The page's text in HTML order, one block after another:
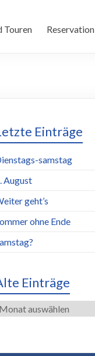
Touren Reservation
Einträge
samstag
August
geht’s
ohne Ende
Einträge
Alte